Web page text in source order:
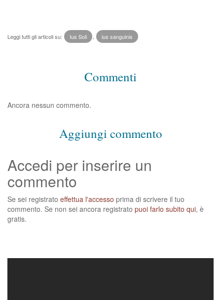
Leggi tutti gli articoli su: Ius Soli ius sanguinis
Commenti
Ancora nessun commento.
Aggiungi commento
Accedi per inserire un
commento
Se sei registrato effettua l'accesso prima di scrivere il tuo
commento. Se non sei ancora registrato puoi farlo subito qui, è
gratis.